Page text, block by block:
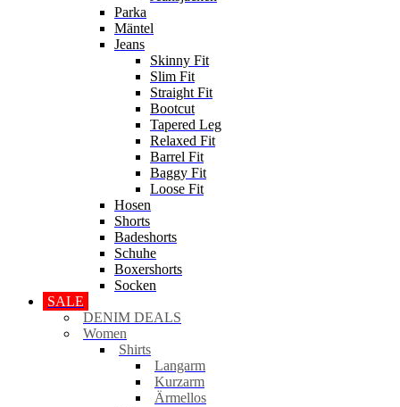
Parka
Mäntel
Jeans
Skinny Fit
Slim Fit
Straight Fit
Bootcut
Tapered Leg
Relaxed Fit
Barrel Fit
Baggy Fit
Loose Fit
Hosen
Shorts
Badeshorts
Schuhe
Boxershorts
Socken
SALE
DENIM DEALS
Women
Shirts
Langarm
Kurzarm
Ärmellos